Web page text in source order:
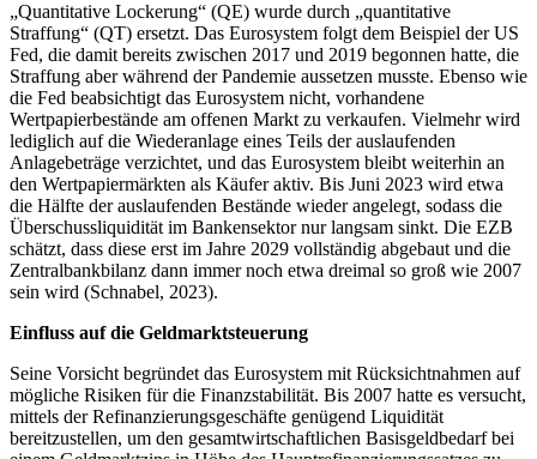
„Quantitative Lockerung“ (QE) wurde durch „quantitative
Straffung“ (QT) ersetzt. Das Eurosystem folgt dem Beispiel der US
Fed, die damit bereits zwischen 2017 und 2019 begonnen hatte, die
Straffung aber während der Pandemie aussetzen musste. Ebenso wie
die Fed beabsichtigt das Eurosystem nicht, vorhandene
Wertpapierbestände am offenen Markt zu verkaufen. Vielmehr wird
lediglich auf die Wiederanlage eines Teils der auslaufenden
Anlagebeträge verzichtet, und das Eurosystem bleibt weiterhin an
den Wertpapiermärkten als Käufer aktiv. Bis Juni 2023 wird etwa
die Hälfte der auslaufenden Bestände wieder angelegt, sodass die
Überschussliquidität im Bankensektor nur langsam sinkt. Die EZB
schätzt, dass diese erst im Jahre 2029 vollständig abgebaut und die
Zentralbankbilanz dann immer noch etwa dreimal so groß wie 2007
sein wird (Schnabel, 2023).
Einfluss auf die Geldmarktsteuerung
Seine Vorsicht begründet das Eurosystem mit Rücksichtnahmen auf
mögliche Risiken für die Finanzstabilität. Bis 2007 hatte es versucht,
mittels der Refinanzierungsgeschäfte genügend Liquidität
bereitzustellen, um den gesamtwirtschaftlichen Basisgeldbedarf bei